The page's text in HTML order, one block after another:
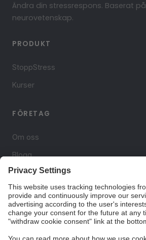
Ändra din stressrespons. Baserat på
neurovetenskap.
PRODUKT
StoppStress
Kurser
FÖRETAG
Om oss
Blogg
Kontakt
JURIDISK
Integritetspolicy